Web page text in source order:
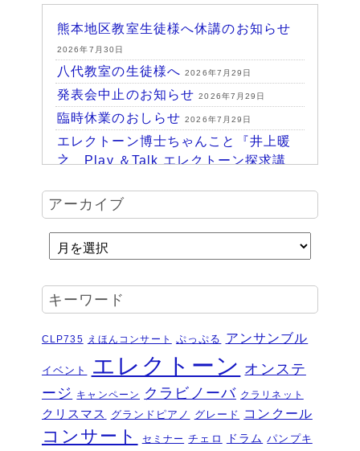
熊本地区教室生徒様へ休講のお知らせ
2026年7月30日
八代教室の生徒様へ 2026年7月29日
発表会中止のお知らせ 2026年7月29日
臨時休業のおしらせ 2026年7月29日
エレクトーン博士ちゃんこと『井上暖
之 Play ＆Talk エレクトーン探求講
ハッピーパーク終了♪
よう！未来につながるワクワク体験
受賞結果 ヤマハエレクトーンフェス
ティバル ソロ
夏のおトクなキャンペーン・・・その
夏のおトクなキャンペーン・・・その
１
2026年6月11日
ピアノを購入するなら今！『ひと足早
いサマーセール』6/14～7/12
2026年6月7
アーカイブ
キーワード
CLP735 えほんコンサート ぷっぷる アンサンブル
イベント エレクトーン オンステ
ージ
キャンペーン クラビノーバ クラリネット
クリスマス グランドピアノ グレード コンクール
コンサート セミナー チェロ ドラム パンプキ